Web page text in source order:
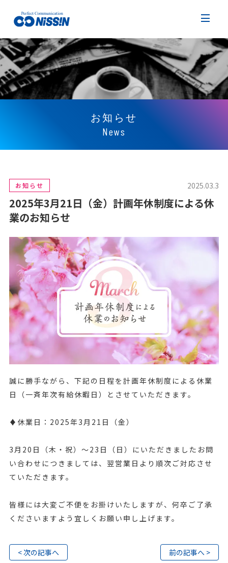
お知らせ
News
お知らせ 2025.03.3
2025年3月21日（金）計画年休制度による休
業のお知らせ
誠に勝手ながら、下記の日程を計画年休制度による休業
日（一斉年次有給休暇日）とさせていただきます。
♦休業日：2025年3月21日（金）
3月20日（木・祝）～23日（日）にいただきましたお問
い合わせにつきましては、翌営業日より順次ご対応させ
ていただきます。
皆様には大変ご不便をお掛けいたしますが、何卒ご了承
くださいますよう宜しくお願い申し上げます。
< 次の記事へ 前の記事へ >